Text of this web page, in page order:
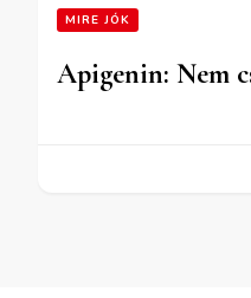
MIRE JÓK
Apigenin: Nem